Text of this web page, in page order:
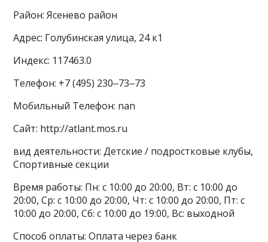
Район: Ясенево район
Адрес: Голубинская улица, 24 к1
Индекс: 117463.0
Телефон: +7 (495) 230‒73‒73
Мобильный Телефон: nan
Сайт: http://atlant.mos.ru
вид деятельности: Детские / подростковые клубы,
Спортивные секции
Время работы: Пн: с 10:00 до 20:00, Вт: с 10:00 до
20:00, Ср: с 10:00 до 20:00, Чт: с 10:00 до 20:00, Пт: с
10:00 до 20:00, Сб: с 10:00 до 19:00, Вс: выходной
Способ оплаты: Оплата через банк